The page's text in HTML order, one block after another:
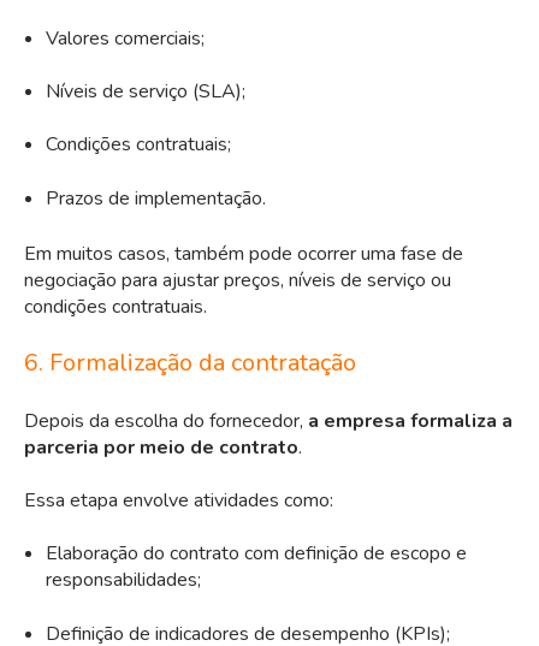
Valores comerciais;
Níveis de serviço (SLA);
Condições contratuais;
Prazos de implementação.
Em muitos casos, também pode ocorrer uma fase de
negociação para ajustar preços, níveis de serviço ou
condições contratuais.
6. Formalização da contratação
Depois da escolha do fornecedor, a empresa formaliza a
parceria por meio de contrato.
Essa etapa envolve atividades como:
Elaboração do contrato com definição de escopo e
responsabilidades;
Definição de indicadores de desempenho (KPIs);